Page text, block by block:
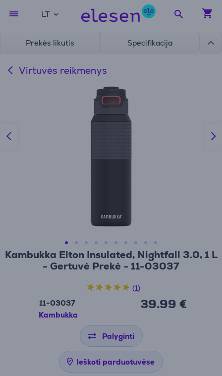
LT
Prekės likutis Specifikacija
Virtuvės reikmenys
Kambukka Elton Insulated, Nightfall 3.0, 1 L
- Gertuvė Prekė - 11-03037
11-03037
Kambukka
39.99 €
(1)
Palyginti
Ieškoti parduotuvėse